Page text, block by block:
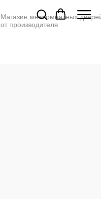
Магазин межкомнатных
от производителя